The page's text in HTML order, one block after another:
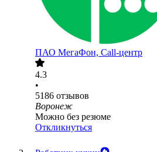
ПАО МегаФон, Call-центр
4.3
•
5186 отзывов
Воронеж
Можно без резюме
Откликнуться